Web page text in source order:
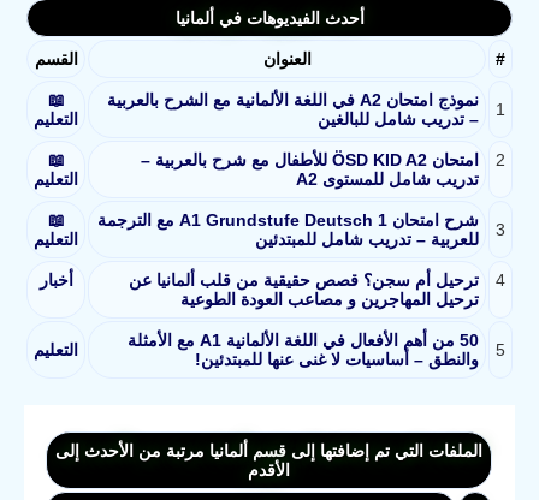
أحدث الفيديوهات في ألمانيا
# العنوان القسم
1
نموذج امتحان A2 في اللغة الألمانية مع الشرح بالعربية
– تدريب شامل للبالغين
📖
التعليم
2
امتحان ÖSD KID A2 للأطفال مع شرح بالعربية –
تدريب شامل للمستوى A2
📖
التعليم
3
شرح امتحان A1 Grundstufe Deutsch 1 مع الترجمة
للعربية – تدريب شامل للمبتدئين
📖
التعليم
4
ترحيل أم سجن؟ قصص حقيقية من قلب ألمانيا عن
ترحيل المهاجرين و مصاعب العودة الطوعية
أخبار
5
50 من أهم الأفعال في اللغة الألمانية A1 مع الأمثلة
والنطق – أساسيات لا غنى عنها للمبتدئين!
التعليم
الملفات التي تم إضافتها إلى قسم ألمانيا مرتبة من الأحدث إلى
الأقدم